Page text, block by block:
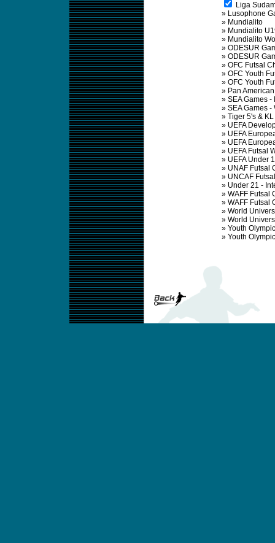
Liga
» Lusophone
» Mundialito
» Mundialito
» Mundialito
» ODESUR
» ODESUR
» OFC Futsal
» OFC Youth
» OFC Youth
» Pan
» SEA Games -
» SEA Games -
» Tiger 5's &
» UEFA
» UEFA
» UEFA
» UEFA Futsal
» UEFA Under
» UNAF Futsal
» UNCAF
» Under 21 -
» WAFF Futsal
» WAFF Futsal
» World
» World
» Youth
» Youth